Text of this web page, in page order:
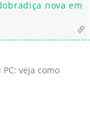
nova em
veja como